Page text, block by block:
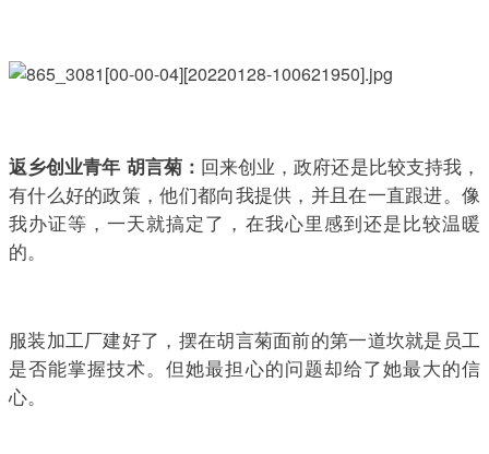
返乡创业青年 胡言菊： 回来创业，政府还是比较支持我，
有什么好的政策，他们都向我提供，并且在一直跟进。像
我办证等，一天就搞定了，在我心里感到还是比较温暖
的。
服装加工厂建好了，摆在胡言菊面前的第一道坎就是员工
是否能掌握技术。但她最担心的问题却给了她最大的信
心。